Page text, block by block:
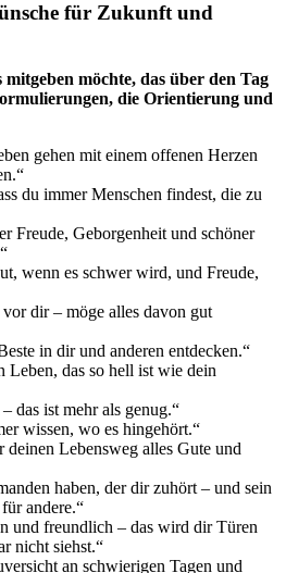
für Zukunft und
möchte, das über den Tag
die Orientierung und
gehen mit einem offenen Herzen
du immer Menschen findest, die zu
Freude, Geborgenheit und schöner
wenn es schwer wird, und Freude,
dir – möge alles davon gut
in dir und anderen entdecken.“
Leben, das so hell ist wie dein
das ist mehr als genug.“
wissen, wo es hingehört.“
Lebensweg alles Gute und
haben, der dir zuhört – und sein
andere.“
und freundlich – das wird dir Türen
nicht siehst.“
an schwierigen Tagen und